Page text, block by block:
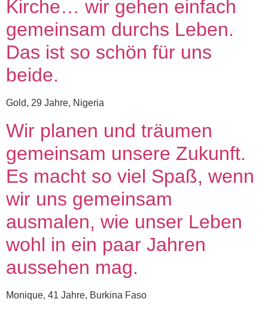
Kirche… wir gehen einfach
gemeinsam durchs Leben.
Das ist so schön für uns
beide.
Gold, 29 Jahre, Nigeria
Wir planen und träumen
gemeinsam unsere Zukunft.
Es macht so viel Spaß, wenn
wir uns gemeinsam
ausmalen, wie unser Leben
wohl in ein paar Jahren
aussehen mag.
Monique, 41 Jahre, Burkina Faso